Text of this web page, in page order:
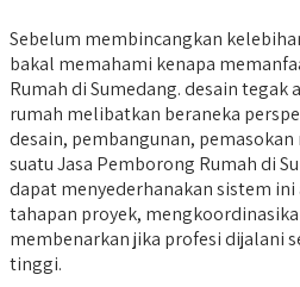
Sebelum membincangkan
bakal memahami kenapa
Rumah di Sumedang. desain tegak
rumah melibatkan beraneka
desain, pembangunan,
suatu Jasa Pemborong Rumah di
dapat menyederhanakan sistem ini
tahapan proyek,
membenarkan jika profesi dijalani
tinggi.